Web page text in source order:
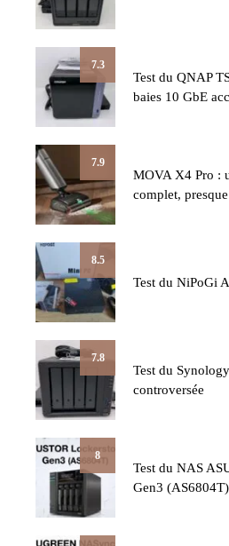
7.3
Test du QNAP
baies 10 GbE
7.9
MOVA X4 Pro :
complet,
8.5
Test du NiPoGi
7.8
Test du
controversée
8
Test du NAS
Gen3 (AS6804T)